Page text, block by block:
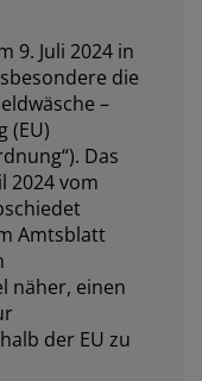
9. Juli 2024 in
die
–
(EU)
Das
2024 vom
Amtsblatt
näher, einen
der EU zu